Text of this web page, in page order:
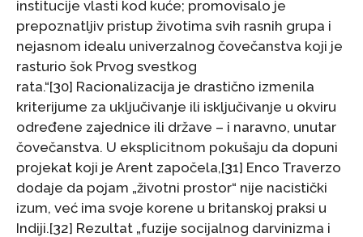
institucije vlasti kod kuće; promovisalo je
prepoznatljiv pristup životima svih rasnih grupa i
nejasnom idealu univerzalnog čovečanstva koji je
rasturio šok Prvog svestkog
rata.“[30] Racionalizacija je drastično izmenila
kriterijume za uključivanje ili isključivanje u okviru
određene zajednice ili države – i naravno, unutar
čovečanstva. U eksplicitnom pokušaju da dopuni
projekat koji je Arent započela,[31] Enco Traverzo
dodaje da pojam „životni prostor“ nije nacistički
izum, već ima svoje korene u britanskoj praksi u
Indiji.[32] Rezultat „fuzije socijalnog darvinizma i